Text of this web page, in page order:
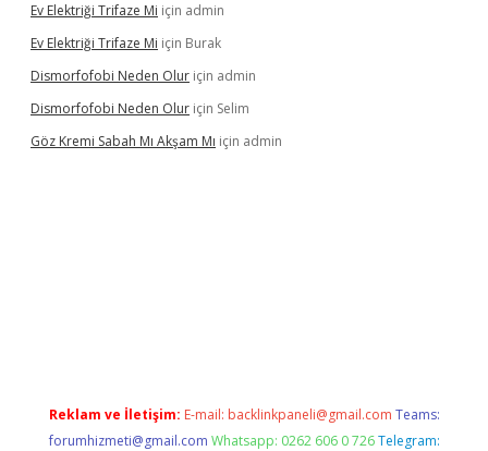
Ev Elektriği Trifaze Mi için admin
Ev Elektriği Trifaze Mi için Burak
Dismorfofobi Neden Olur için admin
Dismorfofobi Neden Olur için Selim
Göz Kremi Sabah Mı Akşam Mı için admin
Reklam ve İletişim: E-mail: backlinkpaneli@gmail.com Teams:
forumhizmeti@gmail.com Whatsapp: 0262 606 0 726 Telegram: